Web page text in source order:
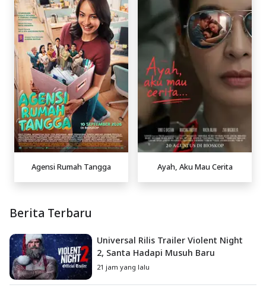
Agensi Rumah Tangga Ayah, Aku Mau Cerita
Berita Terbaru
Universal Rilis Trailer Violent Night
2, Santa Hadapi Musuh Baru
21 jam yang lalu